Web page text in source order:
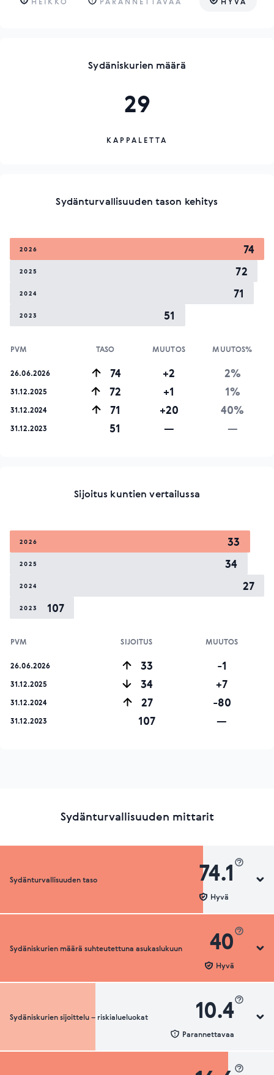
Sydäniskurien määrä
29
KAPPALETTA
Sydänturvallisuuden tason kehitys
2026 74
2025 72
2024 71
2023 51
PVM TASO MUUTOS MUUTOS%
26.06.2026 74 +2 2%
31.12.2025 72 +1 1%
31.12.2024 71 +20 40%
31.12.2023 51 — —
Sijoitus kuntien vertailussa
2026 33
2025 34
2024 27
2023 107
PVM SIJOITUS MUUTOS
26.06.2026 33 -1
31.12.2025 34 +7
31.12.2024 27 -80
31.12.2023 107 —
Sydänturvallisuuden mittarit
Sydänturvallisuuden taso 74.1
Hyvä
Sydänturvallisuuden luokka
Sydäniskurien määrä suhteutettuna asukaslukuun 40
Hyvä
Sydäniskurien määrä suhteutettuna asukaslukuun
Sydäniskurien sijoittelu – riskialueluokat 10.4
Parannettavaa